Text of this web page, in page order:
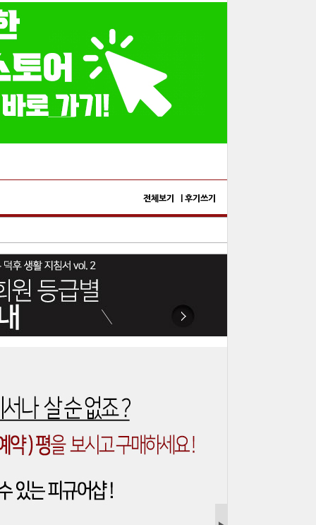
전체보기 | 후기쓰기